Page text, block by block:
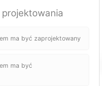
ma być zaprojektowany
ma być